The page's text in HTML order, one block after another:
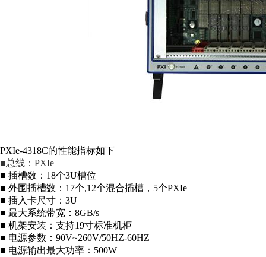
PXIe-4318C的性能指标如下
■总线：PXIe
■ 插槽数： 18个3U槽位
■ 外围插槽数： 17个,12个混合插槽，5个PXIe
■ 插入卡尺寸： 3U
■ 最大系统带宽： 8GB/s
■ 机架安装：支持19寸标准机柜
■ 电源参数： 90V~260V/50HZ-60HZ
■ 电源输出最大功率： 500W